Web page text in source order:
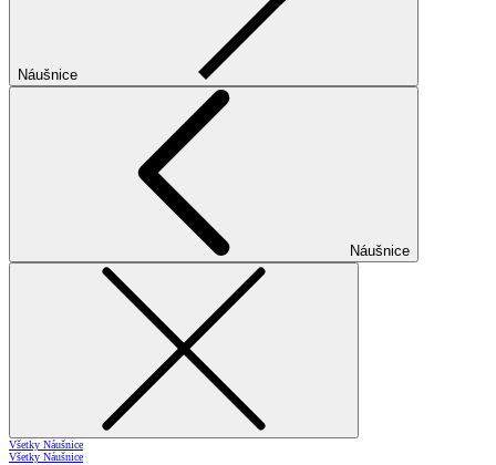
Náušnice
Náušnice
Všetky Náušnice
Všetky Náušnice